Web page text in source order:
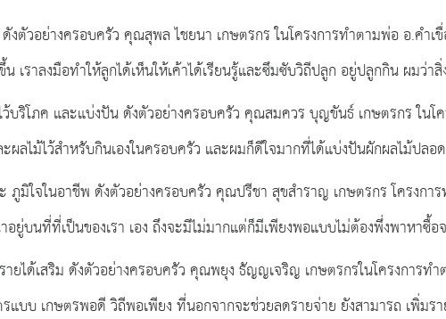
ตัวอย่างครอบครัว คุณสุพล ไชยนา เกษตรกร ในโครงการทำตามพ่อ อ.คำ
เราลงมือทำให้ลูกได้เห็นให้เค้าได้เรียนรู้และซึมซับวิถีปลูก อยู่ปลูกกิน ผมว่า
บริโภค และแบ่งปัน ดังตัวอย่างครอบครัว คุณสมควร บุญขันธ์ เกษตรกร ใน
ผลไม้ไว้สำหรับกินเองในครอบครัว และผมก็ดีใจมากที่ได้แบ่งปันผักผลไม้ปล
ภูมิใจในอาชีพ ดังตัวอย่างครอบครัว คุณปรีชา สุขสำราญ เกษตรกร โครง
าอยู่บนที่ที่เป็นของเรา เอง ถึงจะมีไม่มากแต่ก็มีเพียงพอแบบไม่ต้องพึ่งพาหาซื้
ายได้เสริม ดังตัวอย่างครอบครัว คุณพยุง ธัญญเจริญ เกษตรกรในโครงการ
แบบ เกษตรพอดี วิถีพอเพียง ที่นอกจากจะช่วยลดรายจ่าย ยังสามารถ เพิ่มร